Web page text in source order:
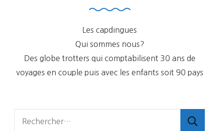
Les capdingues
Qui sommes nous?
Des globe trotters qui comptabilisent 30 ans de
voyages en couple puis avec les enfants soit 90 pays